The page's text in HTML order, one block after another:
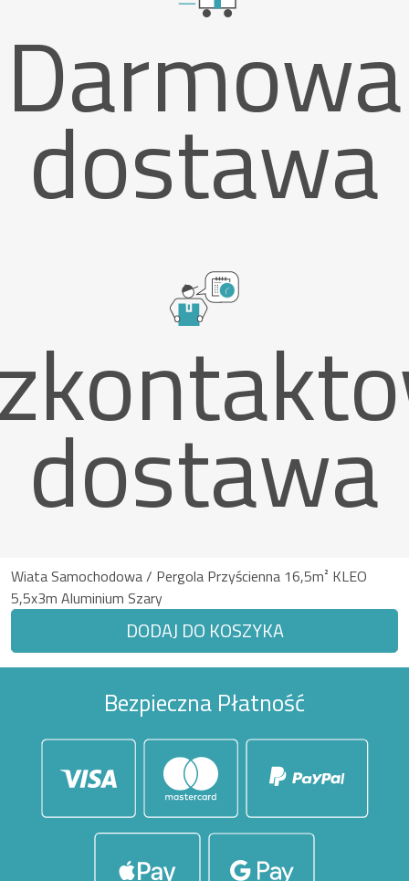
Darmowa
dostawa
dostawa
Wiata Samochodowa / Pergola Przyścienna 16,5m² KLEO
5,5x3m Aluminium Szary
DODAJ DO KOSZYKA
Bezpieczna Płatność